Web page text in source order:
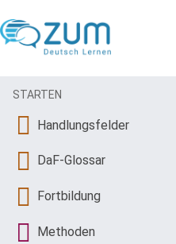
STARTEN
Handlungsfelder
DaF-Glossar
Fortbildung
Methoden